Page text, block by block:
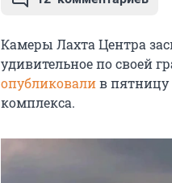
Камеры Лахта Центра
удивительное по своей
опубликовалив пятницу
комплекса.